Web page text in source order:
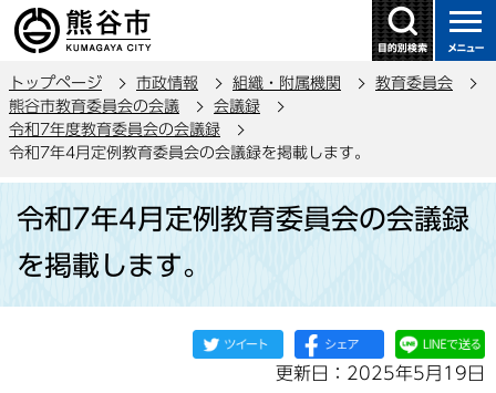
の
ー
ジ
の
先
トップページ 市政情報 組織・附属機関
教育委員会
熊谷市教育委員会の会議
会議録
令和7年度教育委員会の会議録
令和7年4月定例教育委員会の会議録を掲載します。
か
令和7年4月定例教育委員会の会議録
を掲載します。
更新日：2025年5月19日